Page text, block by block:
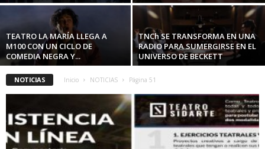
TEATRO LA MARÍA LLEGA A
M100 CON UN CICLO DE
COMEDIA NEGRA Y...
TNCh SE TRANSFORMA EN UNA
RADIO PARA SUMERGIRSE EN EL
UNIVERSO DE BECKETT
NOTICIAS Inicio NOTICIAS Página 51